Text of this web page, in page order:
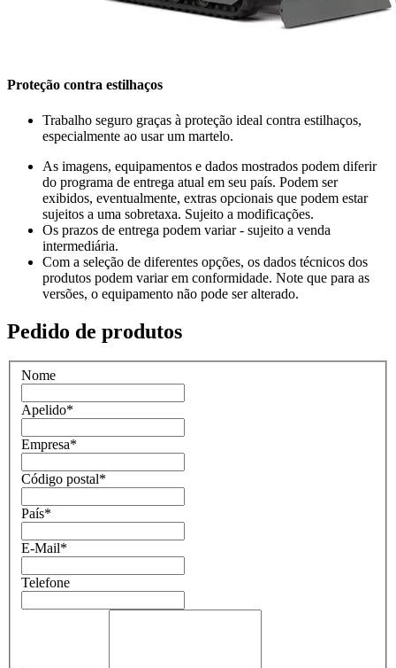
Proteção contra estilhaços
Trabalho seguro graças à proteção ideal contra estilhaços,
especialmente ao usar um martelo.
As imagens, equipamentos e dados mostrados podem diferir
do programa de entrega atual em seu país. Podem ser
exibidos, eventualmente, extras opcionais que podem estar
sujeitos a uma sobretaxa. Sujeito a modificações.
Os prazos de entrega podem variar - sujeito a venda
intermediária.
Com a seleção de diferentes opções, os dados técnicos dos
produtos podem variar em conformidade. Note que para as
versões, o equipamento não pode ser alterado.
Pedido de produtos
Nome
Apelido*
Empresa*
Código postal*
País*
E-Mail*
Telefone